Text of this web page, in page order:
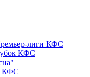
лиги КФС
КФС
КФС